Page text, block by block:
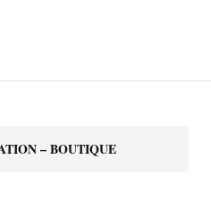
– BOUTIQUE